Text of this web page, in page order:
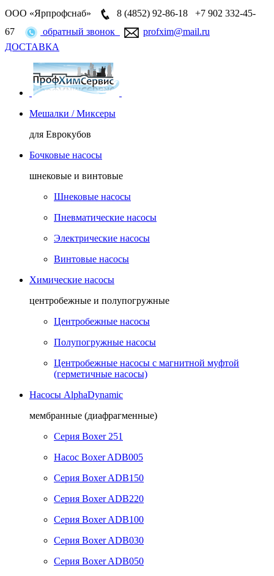
ООО «Ярпрофснаб» 8 (4852) 92-86-18
+7 902 332-45-
67
обратный звонок
profxim@mail.ru
ДОСТАВКА
Мешалки / Миксеры
для Еврокубов
Бочковые насосы
шнековые и винтовые
Шнековые насосы
Пневматические насосы
Электрические насосы
Винтовые насосы
Химические насосы
центробежные и полупогружные
Центробежные насосы
Полупогружные насосы
Центробежные насосы с магнитной муфтой
(герметичные насосы)
Насосы AlphaDynamic
мембранные (диафрагменные)
Серия Boxer 251
Насос Boxer ADB005
Серия Boxer ADB150
Серия Boxer ADB220
Серия Boxer ADB100
Серия Boxer ADB030
Серия Boxer ADB050